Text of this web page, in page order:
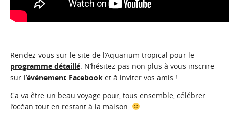
Rendez-vous sur le site de l’Aquarium tropical pour le
programme détaillé . N’hésitez pas non plus à vous inscrire
sur l’événement Facebook et à inviter vos amis !
Ca va être un beau voyage pour, tous ensemble, célébrer
l’océan tout en restant à la maison.